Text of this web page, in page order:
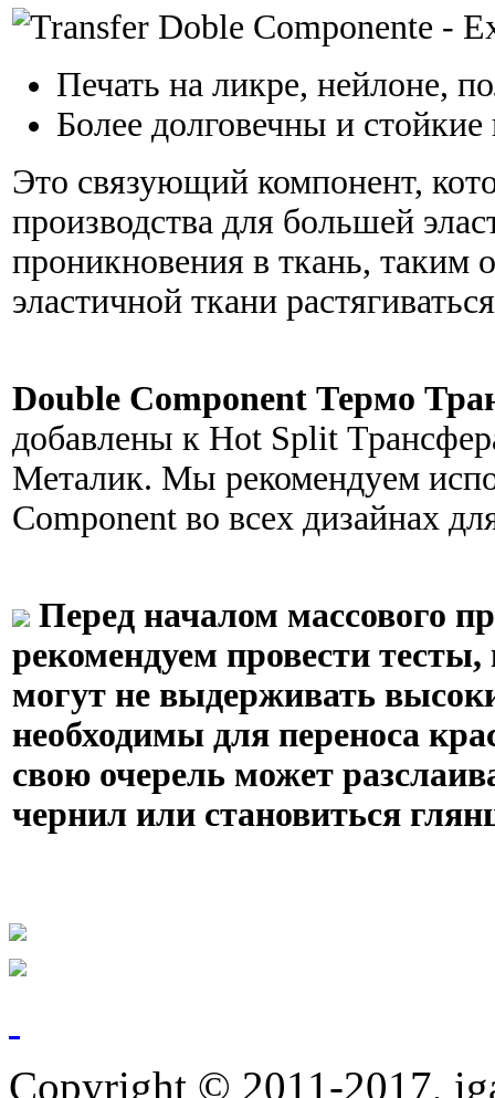
Печать на ликре, нейлоне,
Более долговечны и стойкие
Это связующий компонент,
производства для большей
проникновения в ткань, таким
эластичной ткани
Double Component Термо
добавлены к Hot Split
Металик. Мы рекомендуем
Component во всех дизайнах
Перед началом массового
рекомендуем провести
могут не выдерживать
необходимы для переноса
свою очерель может
чернил или становиться
Copyright © 2011-2017,